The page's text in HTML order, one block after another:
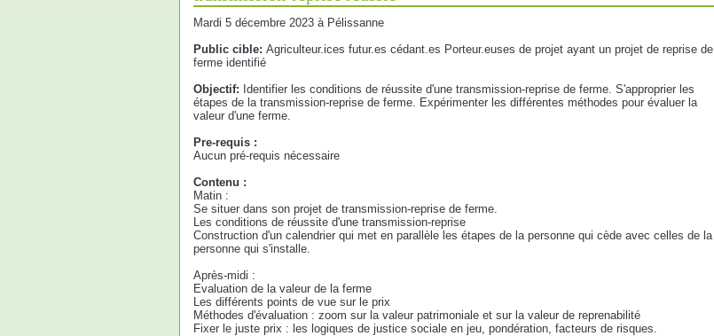
Mardi 5 décembre 2023 à Pélissanne
Public cible: Agriculteur.ices futur.es cédant.es Porteur.euses de projet ayant un projet de reprise de
ferme identifié
Objectif: Identifier les conditions de réussite d'une transmission-reprise de ferme. S'approprier les
étapes de la transmission-reprise de ferme. Expérimenter les différentes méthodes pour évaluer la
valeur d'une ferme.
Pre-requis :
Aucun pré-requis nécessaire
Contenu :
Matin :
Se situer dans son projet de transmission-reprise de ferme.
Les conditions de réussite d'une transmission-reprise
Construction d'un calendrier qui met en parallèle les étapes de la personne qui cède avec celles de la
personne qui s'installe.
Après-midi :
Evaluation de la valeur de la ferme
Les différents points de vue sur le prix
Méthodes d'évaluation : zoom sur la valeur patrimoniale et sur la valeur de reprenabilité
Fixer le juste prix : les logiques de justice sociale en jeu, pondération, facteurs de risques.